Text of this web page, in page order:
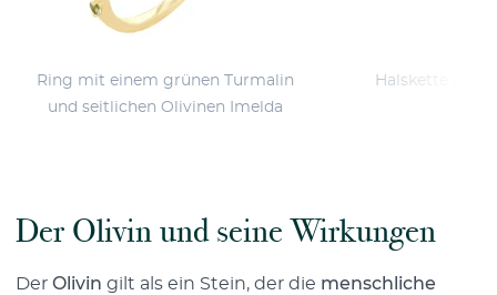
Ring mit einem grünen Turmalin
und seitlichen Olivinen Imelda
Halskette mit
Der Olivin und seine Wirkungen
Der Olivin gilt als ein Stein, der die menschliche